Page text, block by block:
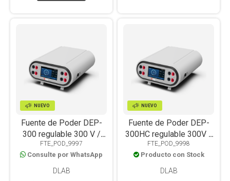
NUEVO
Fuente de Poder DEP-
300 regulable 300 V /
600 mA / 150W
FTE_POD_9997
Consulte por WhatsApp
DLAB
NUEVO
Fuente de Poder DEP-
300HC regulable 300V /
300 mA / 400W
FTE_POD_9998
Producto con Stock
DLAB